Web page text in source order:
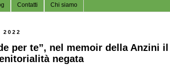
Contatti Chi siamo
per te”, nel memoir della Anzini il
negata